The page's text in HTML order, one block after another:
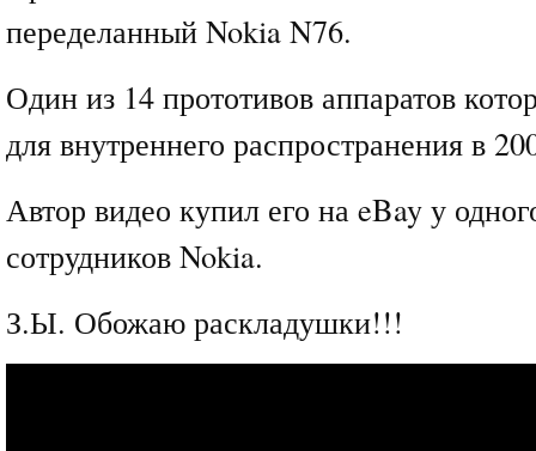
переделанный Nokia N76.
Один из 14 прототивов аппаратов
для внутреннего распространения в
Автор видео купил его на eBay у
сотрудников Nokia.
З.Ы. Обожаю раскладушки!!!